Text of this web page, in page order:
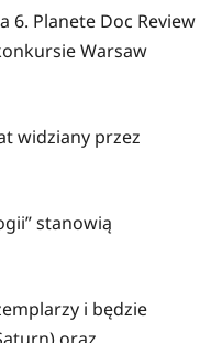
6. Planete Doc Review
Warsaw
widziany przez
stanowią
i będzie